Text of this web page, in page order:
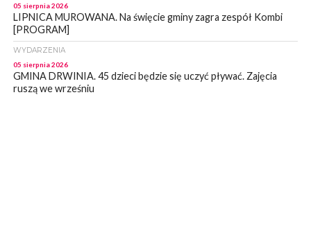
05 sierpnia 2026
LIPNICA MUROWANA. Na święcie gminy zagra zespół Kombi
[PROGRAM]
WYDARZENIA
05 sierpnia 2026
GMINA DRWINIA. 45 dzieci będzie się uczyć pływać. Zajęcia
ruszą we wrześniu